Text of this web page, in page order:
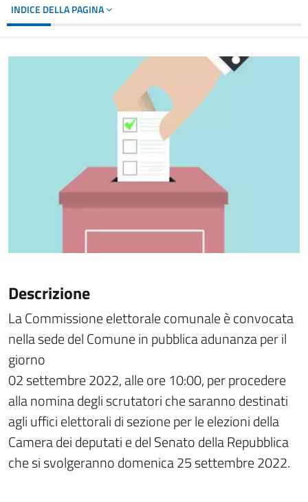
INDICE DELLA PAGINA
Descrizione
La Commissione elettorale comunale è convocata
nella sede del Comune in pubblica adunanza per il
giorno
02 settembre 2022, alle ore 10:00, per procedere
alla nomina degli scrutatori che saranno destinati
agli uffici elettorali di sezione per le elezioni della
Camera dei deputati e del Senato della Repubblica
che si svolgeranno domenica 25 settembre 2022.